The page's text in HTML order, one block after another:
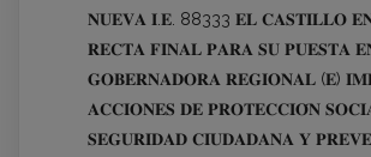
𝐍𝐔𝐄𝐕𝐀 𝐈.𝐄. 88333 𝐄𝐋 𝐂𝐀𝐒𝐓𝐈𝐋𝐋𝐎
𝐑𝐄𝐂𝐓𝐀 𝐅𝐈𝐍𝐀𝐋 𝐏𝐀𝐑𝐀 𝐒𝐔 𝐏𝐔𝐄𝐒𝐓𝐀
𝐆𝐎𝐁𝐄𝐑𝐍𝐀𝐃𝐎𝐑𝐀 𝐑𝐄𝐆𝐈𝐎𝐍𝐀𝐋 (𝐄)
𝐀𝐂𝐂𝐈𝐎𝐍𝐄𝐒 𝐃𝐄 𝐏𝐑𝐎𝐓𝐄𝐂𝐂𝐈𝐎́𝐍
𝐒𝐄𝐆𝐔𝐑𝐈𝐃𝐀𝐃 𝐂𝐈𝐔𝐃𝐀𝐃𝐀𝐍𝐀 𝐘